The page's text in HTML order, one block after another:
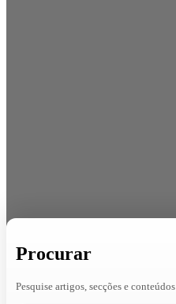
Procurar
Pesquise artigos, secções e conteúdos